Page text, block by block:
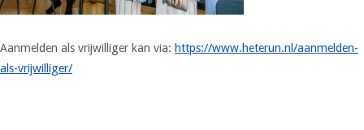
Aanmelden als vrijwilliger kan via: https://www.heterun.nl/aanmelden-
als-vrijwilliger/